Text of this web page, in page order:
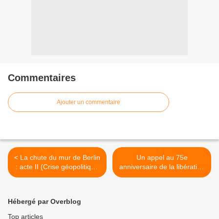
Commentaires
Ajouter un commentaire
< La chute du mur de Berlin
: acte II (Crise géopolitique
et des politiques nationales)
Un appel au 75e
anniversaire de la libération
du fascisme hitlérien >
Hébergé par Overblog
Top articles